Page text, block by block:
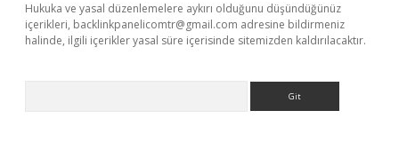
Hukuka ve yasal düzenlemelere aykırı olduğunu düşündüğünüz
içerikleri, backlinkpanelicomtr@gmail.com adresine bildirmeniz
halinde, ilgili içerikler yasal süre içerisinde sitemizden kaldırılacaktır.